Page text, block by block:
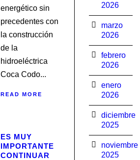
energético sin
precedentes con
la construcción
de la
hidroeléctrica
Coca Codo...
READ MORE
ES MUY
IMPORTANTE
CONTINUAR
2026
marzo
2026
febrero
2026
enero
2026
diciembre
2025
noviembre
2025